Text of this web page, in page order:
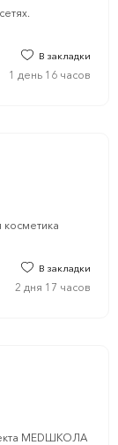
В закладки
1 день 16 часов
косметика
В закладки
2 дня 17 часов
MEDШКОЛА